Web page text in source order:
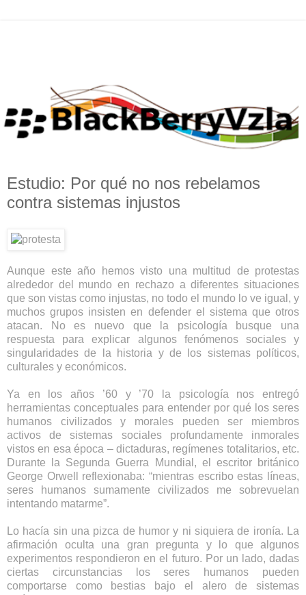
Estudio: Por qué no nos rebelamos
contra sistemas injustos
Aunque este año hemos visto una multitud de protestas
alrededor del mundo en rechazo a diferentes situaciones
que son vistas como injustas, no todo el mundo lo ve igual, y
muchos grupos insisten en defender el sistema que otros
atacan. No es nuevo que la psicología busque una
respuesta para explicar algunos fenómenos socialesy
singularidades de la historia y de los sistemas políticos,
culturales y económicos.
Ya en los años ’60 y ’70 la psicología nos entregó
herramientas conceptuales para entender por qué los seres
humanos civilizados y morales pueden ser miembros
activos de sistemas sociales profundamente inmorales
vistos en esa época – dictaduras, regímenes totalitarios, etc.
Durante la Segunda Guerra Mundial, el escritor británico
George Orwell reflexionaba: “mientras escribo estas líneas,
seres humanos sumamente civilizados me sobrevuelan
intentando matarme”.
Lo hacía sin una pizca de humor y ni siquiera de ironía. La
afirmación oculta una gran pregunta y lo que algunos
experimentos respondieron en el futuro. Por un lado, dadas
ciertas circunstancias los seres humanos pueden
comportarse como bestias bajo el alero de sistemas